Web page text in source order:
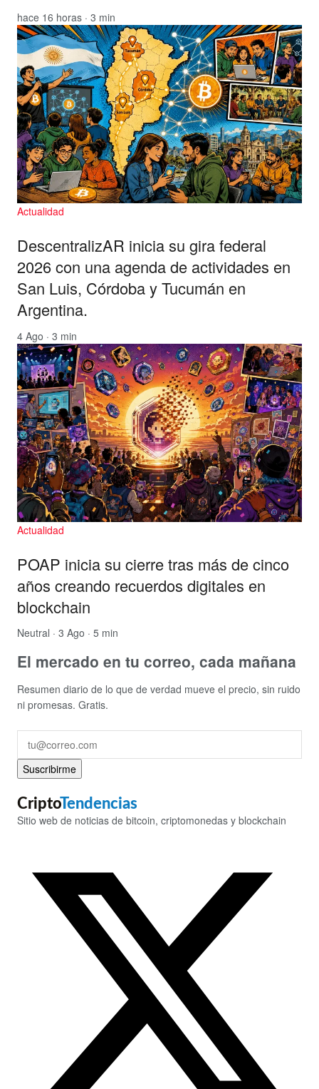
hace 16 horas · 3 min
Actualidad
DescentralizAR inicia su gira federal
2026 con una agenda de actividades en
San Luis, Córdoba y Tucumán en
Argentina.
4 Ago · 3 min
Actualidad
POAP inicia su cierre tras más de cinco
años creando recuerdos digitales en
blockchain
Neutral · 3 Ago · 5 min
El mercado en tu correo, cada mañana
Resumen diario de lo que de verdad mueve el precio, sin ruido
ni promesas. Gratis.
Suscribirme
CriptoTendencias
Sitio web de noticias de bitcoin, criptomonedas y blockchain